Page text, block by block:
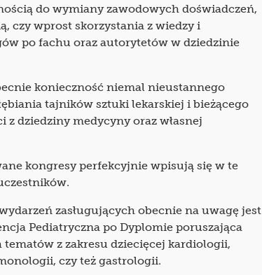
do wymiany zawodowych doświadczeń,
czy wprost skorzystania z wiedzy i
po fachu oraz autorytetów w dziedzinie
konieczność niemal nieustannego
tajników sztuki lekarskiej i bieżącego
z dziedziny medycyny oraz własnej
kongresy perfekcyjnie wpisują się w te
zasługujących obecnie na uwagę jest
Pediatryczna po Dyplomie poruszająca
z zakresu dziecięcej kardiologii,
czy też gastrologii.